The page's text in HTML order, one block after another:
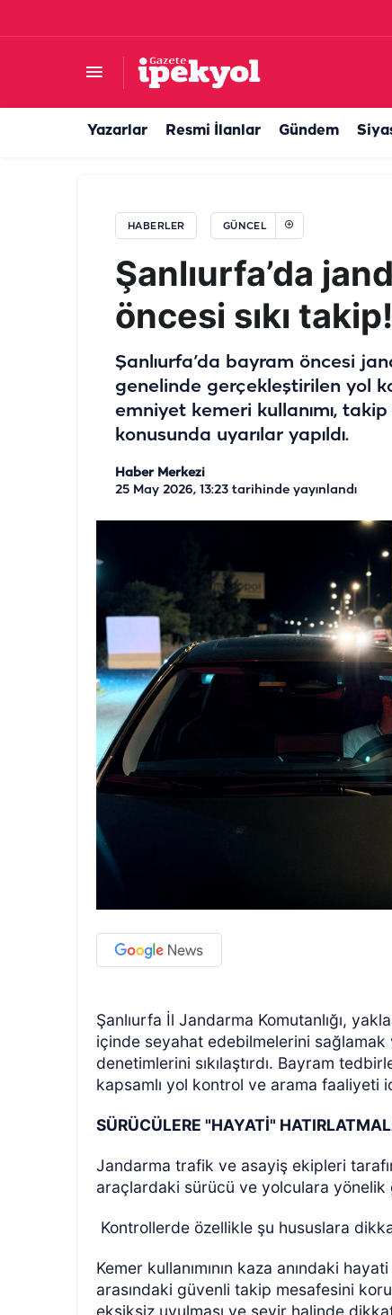
Yazarlar Resmi İlanlar Gündem
HABERLER GÜNCEL
Şanlıurfa’da
öncesi sıkı takip!
Şanlıurfa’da bayram öncesi
genelinde gerçekleştirilen yol
emniyet kemeri kullanımı,
konusunda uyarılar yapıldı.
Haber Merkezi
25 May 2026, 13:23 tarihinde yayınlandı
Şanlıurfa İl Jandarma Komutanlığı,
içinde seyahat edebilmelerini sağlamak
denetimlerini sıkılaştırdı. Bayram
kapsamlı yol kontrol ve arama faaliyeti
SÜRÜCÜLERE "HAYATİ"
Jandarma trafik ve asayiş ekipleri
araçlardaki sürücü ve yolculara yönelik
Kontrollerde özellikle şu hususlara
Kemer kullanımının kaza anındaki
arasındaki güvenli takip mesafesini
eksiksiz uyulması ve seyir halinde
Şanlıurfa’da su kaçağı çocukların eğlencesi